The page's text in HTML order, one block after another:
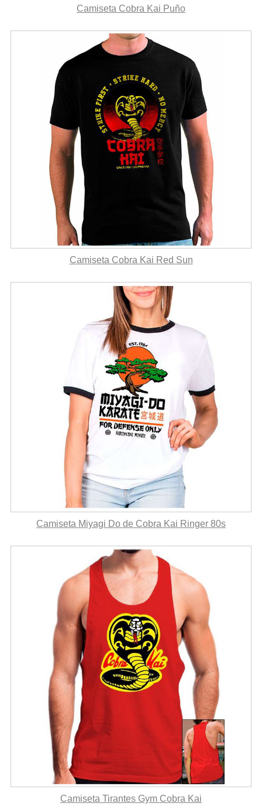
Camiseta Cobra Kai Puño
Camiseta Cobra Kai Red Sun
Camiseta Miyagi Do de Cobra Kai Ringer 80s
Camiseta Tirantes Gym Cobra Kai